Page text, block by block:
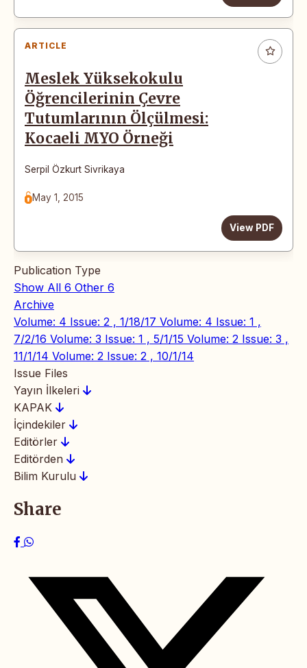
ARTICLE
Meslek Yüksekokulu
Öğrencilerinin Çevre
Tutumlarının Ölçülmesi:
Kocaeli MYO Örneği
Serpil Özkurt Sivrikaya
May 1, 2015
View PDF
Publication Type
Show All 6 Other 6
Archive
Volume: 4 Issue: 2 , 1/18/17 Volume: 4 Issue: 1 ,
7/2/16 Volume: 3 Issue: 1 , 5/1/15 Volume: 2 Issue: 3 ,
11/1/14 Volume: 2 Issue: 2 , 10/1/14
Issue Files
Yayın İlkeleri
KAPAK
İçindekiler
Editörler
Editörden
Bilim Kurulu
Share